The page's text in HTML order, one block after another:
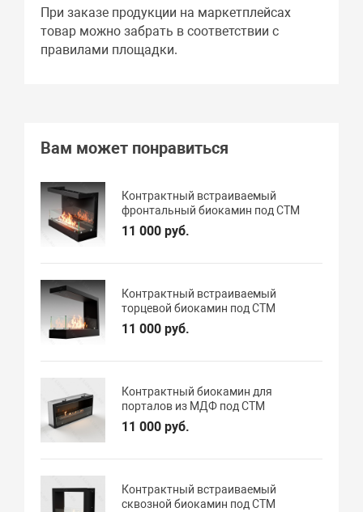
При заказе продукции на маркетплейсах
товар можно забрать в соответствии с
правилами площадки.
Вам может понравиться
Контрактный встраиваемый
фронтальный биокамин под СТМ
11 000 руб.
Контрактный встраиваемый
торцевой биокамин под СТМ
11 000 руб.
Контрактный биокамин для
порталов из МДФ под СТМ
11 000 руб.
Контрактный встраиваемый
сквозной биокамин под СТМ